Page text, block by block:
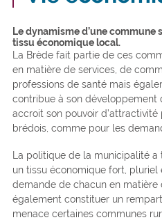
Le dynamisme d’une commune
tissu économique local.
La Brède fait partie de ces
en matière de services, de
professions de santé mais
contribue à son développement
accroit son pouvoir
brédois, comme pour les
La politique de la municipalité a
un tissu économique fort,
demande de chacun en matière
également constituer un
menace certaines communes